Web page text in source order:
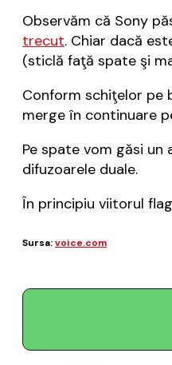
Observăm că Sony
trecut. Chiar dacă
(sticlă faţă spate şi
Conform schiţelor pe
merge în continuare
Pe spate vom găsi un
difuzoarele duale.
În principiu viitorul
Sursa:voice.com